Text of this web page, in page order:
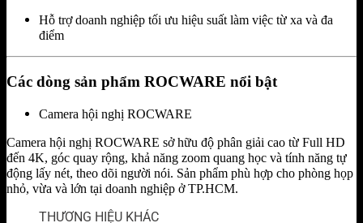
THƯƠNG HIỆU KHÁC
Hỗ trợ doanh nghiệp tối ưu hiệu suất làm việc từ xa và đa
điểm
Các dòng sản phẩm ROCWARE nổi bật
Camera hội nghị ROCWARE
Camera hội nghị ROCWARE sở hữu độ phân giải cao từ Full HD
đến 4K, góc quay rộng, khả năng zoom quang học và tính năng tự
động lấy nét, theo dõi người nói. Sản phẩm phù hợp cho phòng họp
nhỏ, vừa và lớn tại doanh nghiệp ở TP.HCM.